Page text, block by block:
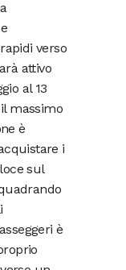
verso
attivo
al 13
massimo
è
i
sul
è